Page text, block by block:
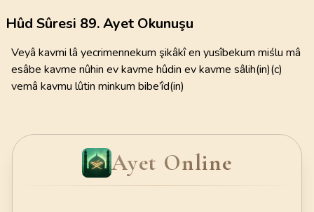
Hûd Sûresi 89. Ayet Okunuşu
Veyâ kavmi lâ yecrimennekum şikâkî en yusîbekum miślu mâ
esâbe kavme nûhin ev kavme hûdin ev kavme sâlih(in)(c)
vemâ kavmu lûtin minkum bibe’îd(in)
Ayet Online